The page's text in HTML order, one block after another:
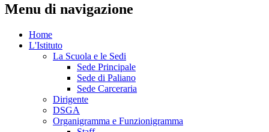
Menu di navigazione
Home
L'Istituto
La Scuola e le Sedi
Sede Principale
Sede di Paliano
Sede Carceraria
Dirigente
DSGA
Organigramma e Funzionigramma